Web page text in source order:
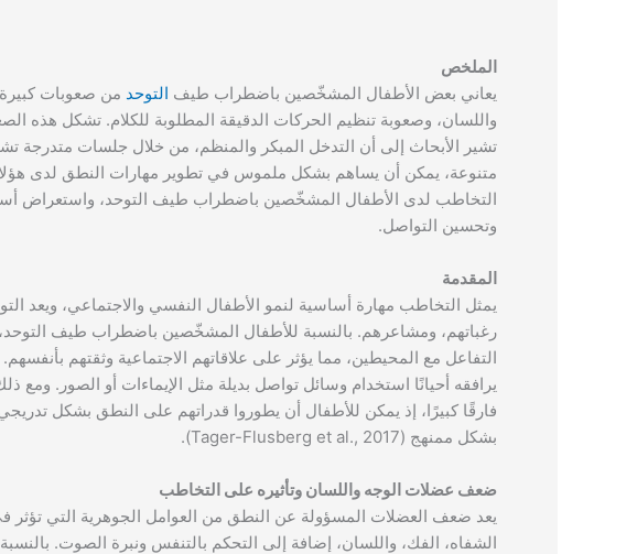
الملخص
يعاني بعض الأطفال المشخّصين باضطراب طيف التوحد من صعوبات
واللسان، وصعوبة تنظيم الحركات الدقيقة المطلوبة للكلام. تشكل هذه
تشير الأبحاث إلى أن التدخل المبكر والمنظم، من خلال جلسات متدرجة
متنوعة، يمكن أن يساهم بشكل ملموس في تطوير مهارات النطق لدى
التخاطب لدى الأطفال المشخّصين باضطراب طيف التوحد، واستعراض
وتحسين التواصل.
المقدمة
يمثل التخاطب مهارة أساسية لنمو الأطفال النفسي والاجتماعي، ويعد
رغباتهم، ومشاعرهم. بالنسبة للأطفال المشخّصين باضطراب طيف
التفاعل مع المحيطين، مما يؤثر على علاقاتهم الاجتماعية وثقتهم
يرافقه أحيانًا استخدام وسائل تواصل بديلة مثل الإيماءات أو الصور.
فارقًا كبيرًا، إذ يمكن للأطفال أن يطوروا قدراتهم على النطق بشكل
بشكل ممنهج (Tager-Flusberg et al., 2017).
ضعف عضلات الوجه واللسان وتأثيره على التخاطب
يعد ضعف العضلات المسؤولة عن النطق من العوامل الجوهرية التي تؤثر
الشفاه، الفك، واللسان، إضافة إلى التحكم بالتنفس ونبرة الصوت.